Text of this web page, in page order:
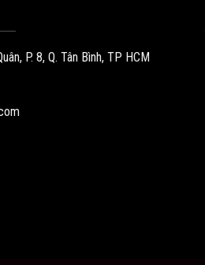
P. 8, Q. Tân Bình, TP HCM